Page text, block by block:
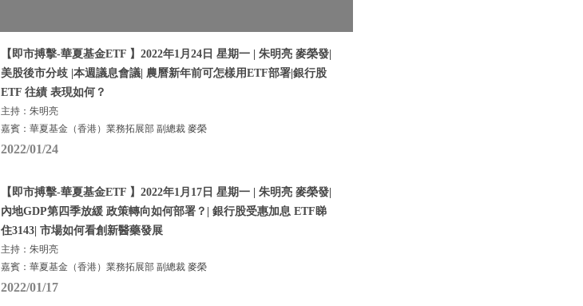
【即市搏擊-華夏基金ETF 】2022年1月24日 星期一 | 朱明亮 麥榮發|
美股後市分歧 |本週議息會議| 農曆新年前可怎樣用ETF部署|銀行股
ETF 往績 表現如何？
主持：朱明亮
嘉賓：華夏基金（香港）業務拓展部 副總裁 麥榮
2022/01/24
【即市搏擊-華夏基金ETF 】2022年1月17日 星期一 | 朱明亮 麥榮發|
內地GDP第四季放緩 政策轉向如何部署？| 銀行股受惠加息 ETF睇
住3143| 市場如何看創新醫藥發展
主持：朱明亮
嘉賓：華夏基金（香港）業務拓展部 副總裁 麥榮
2022/01/17